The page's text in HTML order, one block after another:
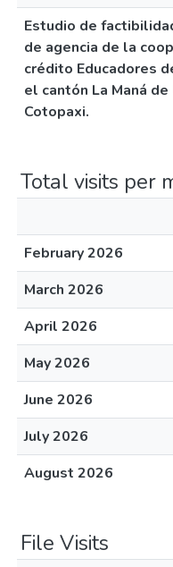
Estudio de
de agencia de la
crédito Educadores
el cantón La Maná
Cotopaxi.
Total visits per
February 2026
March 2026
April 2026
May 2026
June 2026
July 2026
August 2026
File Visits